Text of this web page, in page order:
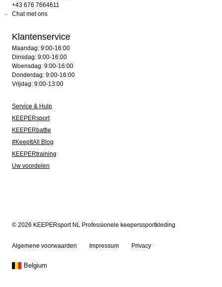
+43 676 7664611
Chat met ons
Klantenservice
Maandag: 9:00-16:00
Dinsdag: 9:00-16:00
Woensdag: 9:00-16:00
Donderdag: 9:00-16:00
Vrijdag: 9:00-13:00
Service & Hulp
KEEPERsport
KEEPERbattle
#KeepItAll Blog
KEEPERtraining
Uw voordelen
© 2026 KEEPERsport NL Professionele keeperssportkleding
Algemene voorwaarden Impressum Privacy
Belgium